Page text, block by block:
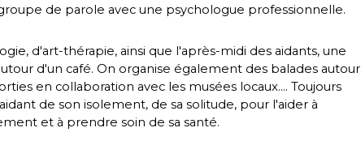
de parole avec une psychologue professionnelle.
d'art-thérapie, ainsi que l'après-midi des aidants, une
d'un café. On organise également des balades autour
en collaboration avec les musées locaux.... Toujours
de son isolement, de sa solitude, pour l'aider à
et à prendre soin de sa santé.